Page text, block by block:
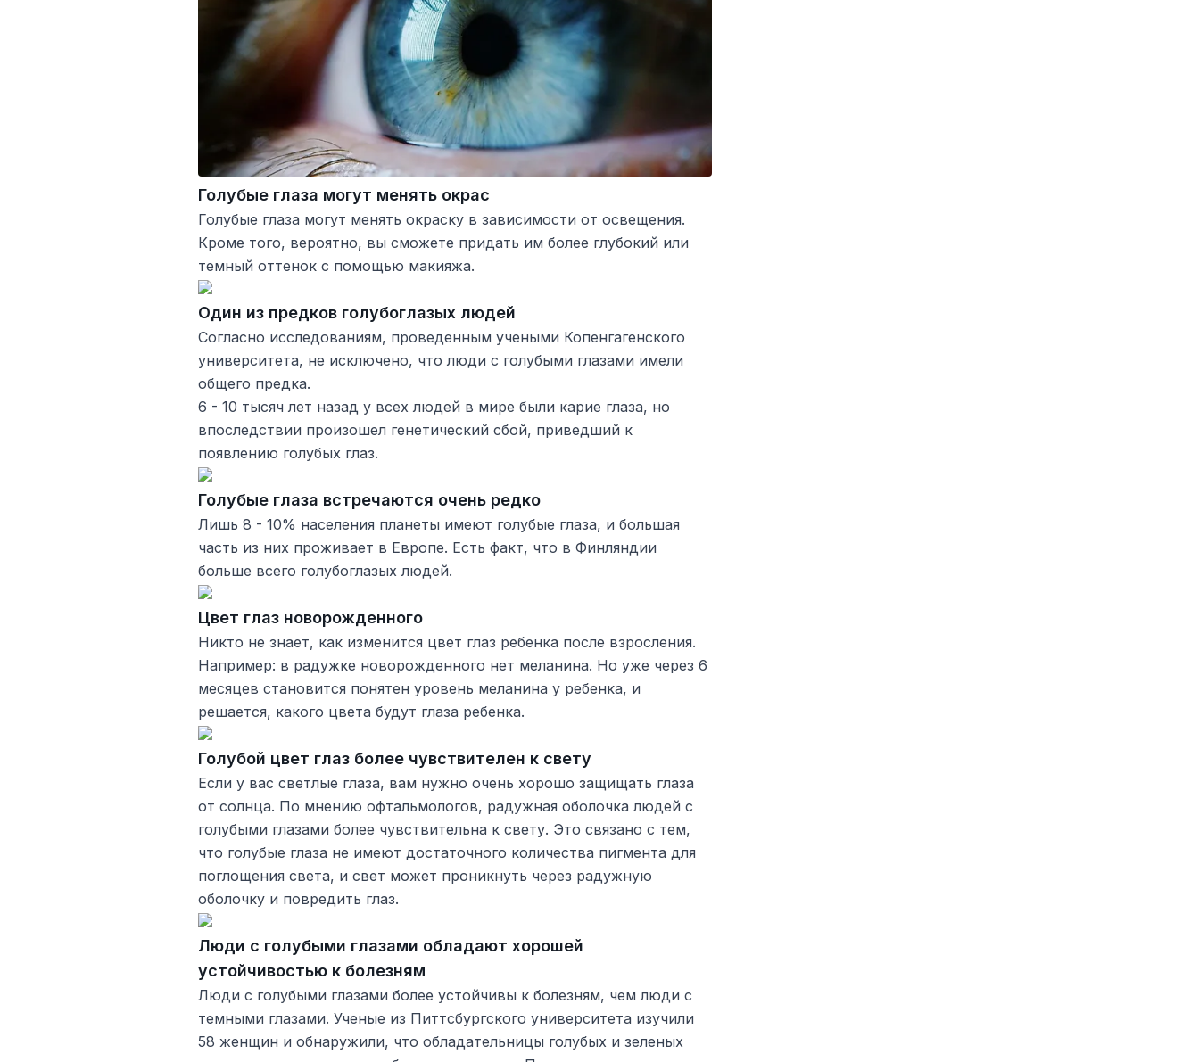
Голубые глаза могут менять окрас
Голубые глаза могут менять окраску в зависимости от освещения.
Кроме того, вероятно, вы сможете придать им более глубокий или
темный оттенок с помощью макияжа.
Один из предков голубоглазых людей
Согласно исследованиям, проведенным учеными Копенгагенского
университета, не исключено, что люди с голубыми глазами имели
общего предка.
6 - 10 тысяч лет назад у всех людей в мире были карие глаза, но
впоследствии произошел генетический сбой, приведший к
появлению голубых глаз.
Голубые глаза встречаются очень редко
Лишь 8 - 10% населения планеты имеют голубые глаза, и большая
часть из них проживает в Европе. Есть факт, что в Финляндии
больше всего голубоглазых людей.
Цвет глаз новорожденного
Никто не знает, как изменится цвет глаз ребенка после взросления.
Например: в радужке новорожденного нет меланина. Но уже через 6
месяцев становится понятен уровень меланина у ребенка, и
решается, какого цвета будут глаза ребенка.
Голубой цвет глаз более чувствителен к свету
Если у вас светлые глаза, вам нужно очень хорошо защищать глаза
от солнца. По мнению офтальмологов, радужная оболочка людей с
голубыми глазами более чувствительна к свету. Это связано с тем,
что голубые глаза не имеют достаточного количества пигмента для
поглощения света, и свет может проникнуть через радужную
оболочку и повредить глаз.
Люди с голубыми глазами обладают хорошей
устойчивостью к болезням
Люди с голубыми глазами более устойчивы к болезням, чем люди с
темными глазами. Ученые из Питтсбургского университета изучили
58 женщин и обнаружили, что обладательницы голубых и зеленых